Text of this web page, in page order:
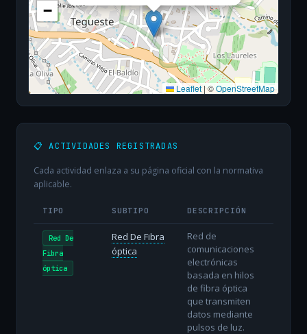
−
Leaflet|©OpenStreetMap
📋 ACTIVIDADES REGISTRADAS
Cada actividad enlaza a su página oficial con la normativa
aplicable.
TIPO SUBTIPO DESCRIPCIÓN
Red De
Fibra
óptica
Red De Fibra
óptica
Red de
comunicaciones
electrónicas
basada en hilos
de fibra óptica
que transmiten
datos mediante
pulsos de luz.